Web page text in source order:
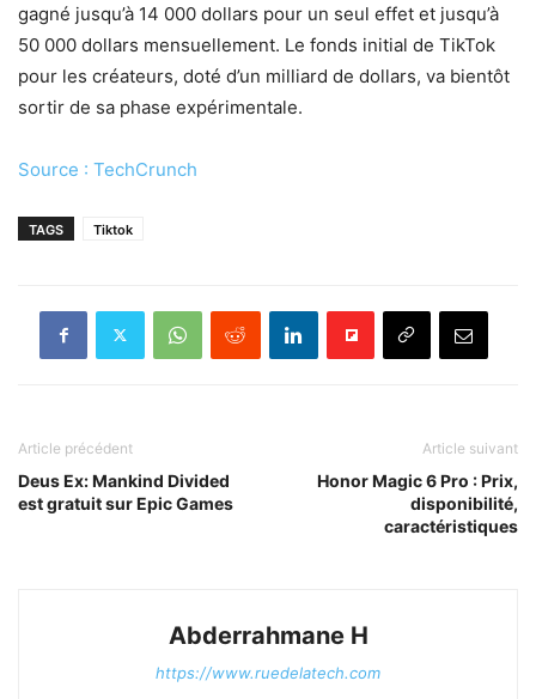
gagné jusqu’à 14 000 dollars pour un seul effet et jusqu’à
50 000 dollars mensuellement. Le fonds initial de TikTok
pour les créateurs, doté d’un milliard de dollars, va bientôt
sortir de sa phase expérimentale.
Source : TechCrunch
TAGS Tiktok
Article précédent
Deus Ex: Mankind Divided
est gratuit sur Epic Games
Article suivant
Honor Magic 6 Pro : Prix,
disponibilité,
caractéristiques
Abderrahmane H
https://www.ruedelatech.com